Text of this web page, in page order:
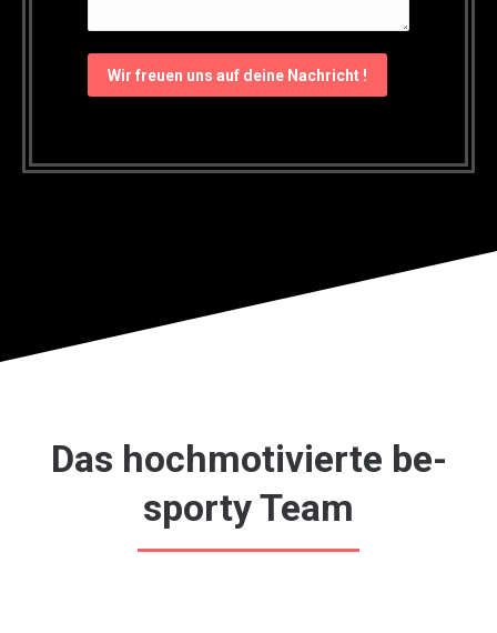
Wir freuen uns auf deine Nachricht !
Das hochmotivierte be-
sporty Team